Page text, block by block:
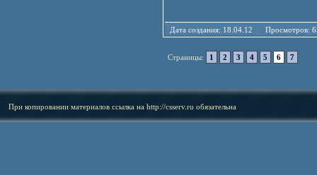
Дата создания: 18.04.12
Страницы: 1 2 3 4 5 6 7
При копировании материалов ссылка на http://csserv.ru обязательна